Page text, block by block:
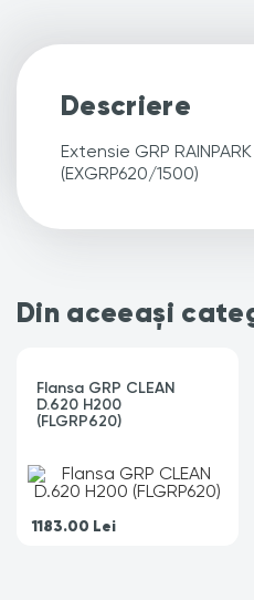
Descriere
Extensie GRP
(EXGRP620/1500)
Din aceeași
Flansa GRP CLEAN
D.620 H200
(FLGRP620)
1183.00 Lei